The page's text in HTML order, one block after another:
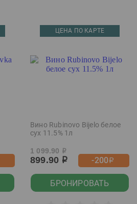
ЦЕНА ПО КАРТЕ
Вино Rubinovo Bijelo белое
сух 11.5% 1л
1 099.90 р
899.90 р -200р
БРОНИРОВАТЬ